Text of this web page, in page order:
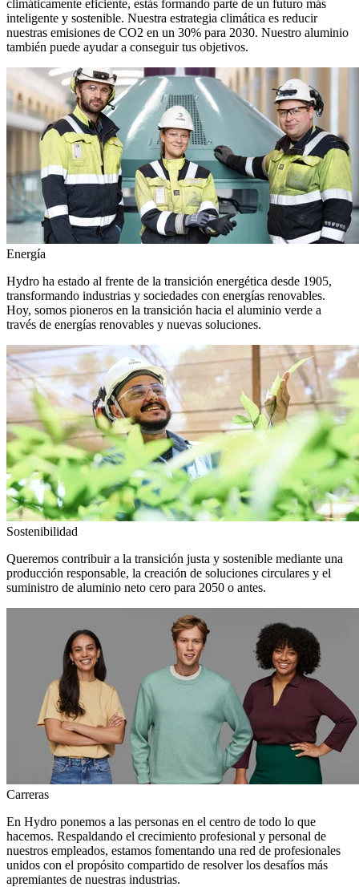
climáticamente eficiente, estás formando parte de un futuro más
inteligente y sostenible. Nuestra estrategia climática es reducir
nuestras emisiones de CO2 en un 30% para 2030. Nuestro aluminio
también puede ayudar a conseguir tus objetivos.
Energía
Hydro ha estado al frente de la transición energética desde 1905,
transformando industrias y sociedades con energías renovables.
Hoy, somos pioneros en la transición hacia el aluminio verde a
través de energías renovables y nuevas soluciones.
Sostenibilidad
Queremos contribuir a la transición justa y sostenible mediante una
producción responsable, la creación de soluciones circulares y el
suministro de aluminio neto cero para 2050 o antes.
Carreras
En Hydro ponemos a las personas en el centro de todo lo que
hacemos. Respaldando el crecimiento profesional y personal de
nuestros empleados, estamos fomentando una red de profesionales
unidos con el propósito compartido de resolver los desafíos más
apremiantes de nuestras industrias.